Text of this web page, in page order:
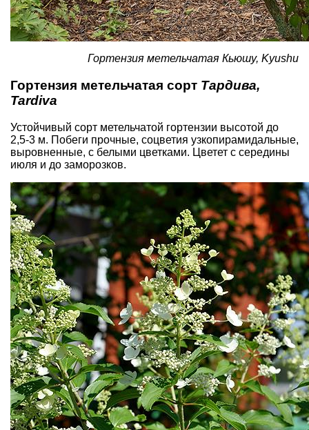
Гортензия метельчатая Кьюшу, Kyushu
Гортензия метельчатая сорт Тардива,
Tardiva
Устойчивый сорт метельчатой гортензии высотой до
2,5-3 м. Побеги прочные, соцветия узкопирамидальные,
выровненные, с белыми цветками. Цветет с середины
июля и до заморозков.